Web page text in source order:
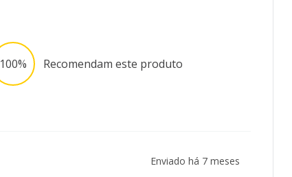
100% Recomendam este produto
Enviado há 7 meses